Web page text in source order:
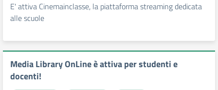
E' attiva Cinemainclasse, la piattaforma streaming dedicata
alle scuole
Media Library OnLine è attiva per studenti e
docenti!